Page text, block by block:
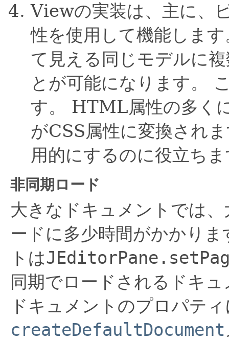
Viewの実装は、主に、
性を使用して機能します
て見える同じモデルに
とが可能になります。
す。
HTML属性の多く
がCSS属性に変換され
用的にするのに役立ち
非同期ロード
大きなドキュメントでは
ードに多少時間がかかりま
トは
同期でロードされるドキ
ドキュメントのプロパテ
createDefaultDocument